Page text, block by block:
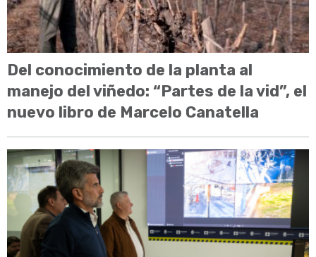
Del conocimiento de la planta al
manejo del viñedo: “Partes de la vid”, el
nuevo libro de Marcelo Canatella